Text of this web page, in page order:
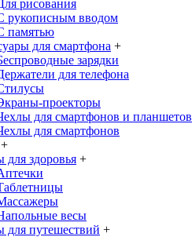
рисования
рукописным вводом
памятью
для смартфона +
зарядки
для телефона
проекторы
для смартфонов и планшетов
для смартфонов
+
для здоровья +
весы
для путешествий +